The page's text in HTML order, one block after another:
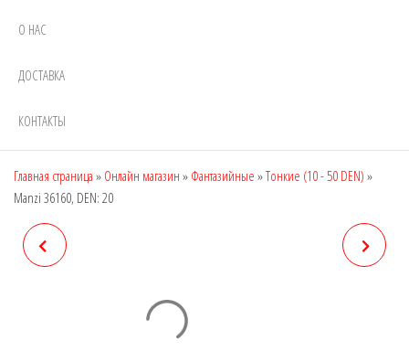
О НАС
ДОСТАВКА
КОНТАКТЫ
Главная страница » Онлайн магазин » Фантазийные »Тонкие (10 - 50 DEN) »
Manzi 36160, DEN: 20